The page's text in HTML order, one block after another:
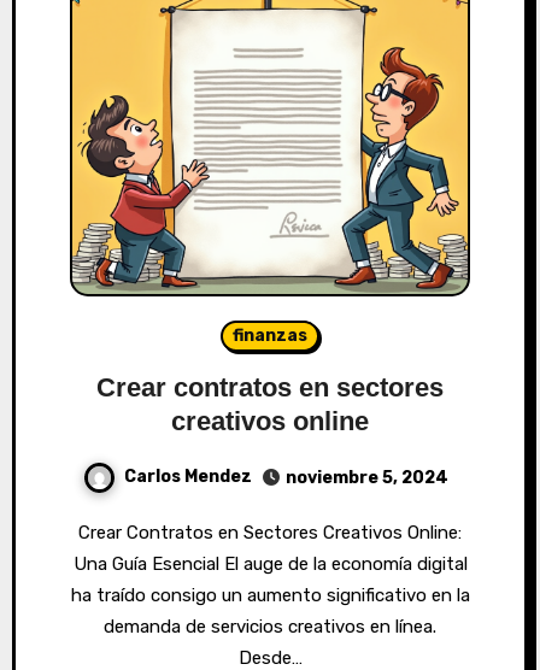
finanzas
Crear contratos en sectores
creativos online
Carlos Mendez noviembre 5, 2024
Crear Contratos en Sectores Creativos Online:
Una Guía Esencial El auge de la economía digital
ha traído consigo un aumento significativo en la
demanda de servicios creativos en línea.
Desde…